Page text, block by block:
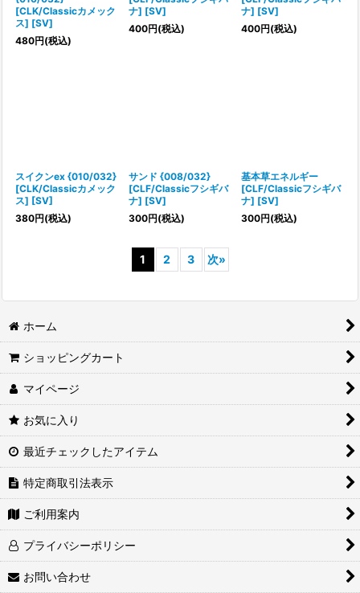
[CLK/Classicカメック
ス] [SV]
480円(税込)
ナ] [SV]
400円(税込)
ナ] [SV]
400円(税込)
スイクンex {010/032}
[CLK/Classicカメック
ス] [SV]
380円(税込)
サンド {008/032}
[CLF/Classicフシギバ
ナ] [SV]
300円(税込)
基本草エネルギー
[CLF/Classicフシギバ
ナ] [SV]
300円(税込)
1 2 3 次»
ホーム
ショッピングカート
マイページ
お気に入り
最近チェックしたアイテム
特定商取引法表示
ご利用案内
プライバシーポリシー
お問い合わせ